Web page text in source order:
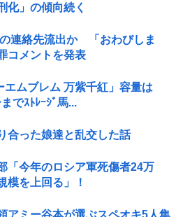
化」の傾向続く
連絡先流出か 「おわびしま
コメントを発表
ムブレム 万紫千紅」容量は
でｽﾄﾚｰｼﾞ馬...
合った娘達と乱交した話
「今年のロシア軍死傷者24万
模を上回る」！
アミー谷本が選ぶスペオキ5人集